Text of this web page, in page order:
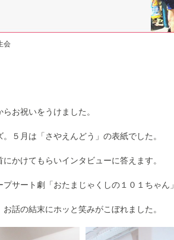
会
お祝いをうけました。
５月は「さやえんどう」の表紙でした。
かけてもらいインタビューに答えます。
サート劇「おたまじゃくしの１０１ちゃん」
話の結末にホッと笑みがこぼれました。